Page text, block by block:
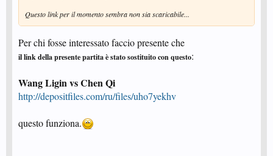
Questo link per il momento sembra non sia scaricabile...
Per chi fosse interessato faccio presente che
il link della presente partita è stato sostituito con questo:
Wang Ligin vs Chen Qi
http://depositfiles.com/ru/files/uho7yekhv
questo funziona.